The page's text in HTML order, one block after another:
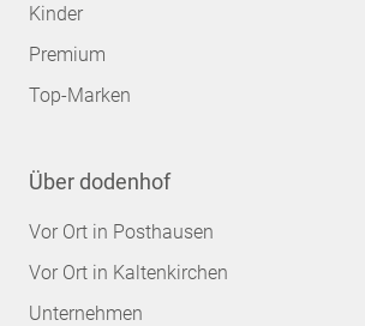
Kinder
Premium
Top-Marken
Über dodenhof
Vor Ort in Posthausen
Vor Ort in Kaltenkirchen
Unternehmen